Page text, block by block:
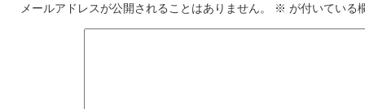
メールアドレスが公開されることはありません。 ※ が付いている